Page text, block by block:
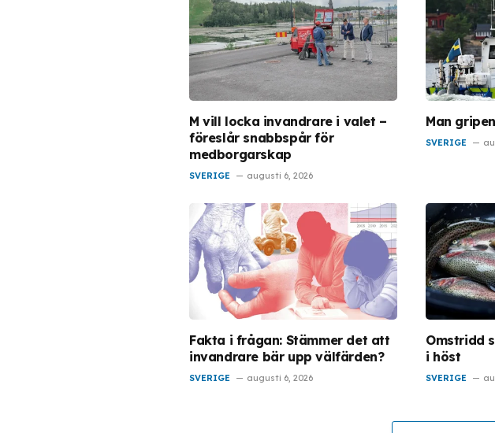
M vill locka invandrare i valet –
föreslår snabbspår för
medborgarskap
SVERIGE augusti 6, 2026
Man
SVERIGE
Fakta i frågan: Stämmer det att
invandrare bär upp välfärden?
SVERIGE augusti 6, 2026
Omstridd
i höst
SVERIGE